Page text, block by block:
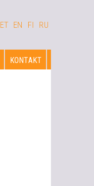
ET EN FI RU
KONTAKT